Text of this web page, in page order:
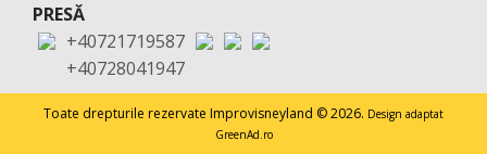
PRESĂ
+40721719587
+40728041947
Toate drepturile rezervate Improvisneyland © 2026. Design adaptat
GreenAd.ro